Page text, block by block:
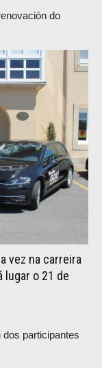
do
vez na carreira
lugar o 21 de
participantes